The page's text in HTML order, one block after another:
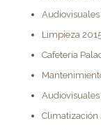
Audiovisuales
Limpieza
Cafetería
Audiovisuales
Climatización